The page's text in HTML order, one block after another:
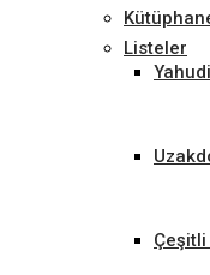
Çeşitli
Listeler